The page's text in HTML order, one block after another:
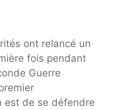
ont relancé un
fois pendant
Guerre
est de se défendre